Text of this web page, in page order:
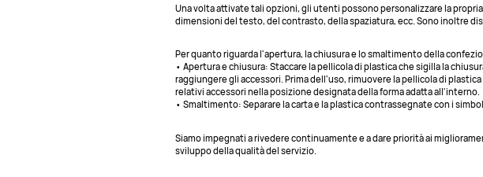
Una volta attivate tali opzioni, gli utenti possono personalizzare la
dimensioni del testo, del contrasto, della spaziatura, ecc. Sono inoltre
Per quanto riguarda l'apertura, la chiusura e lo smaltimento della
• Apertura e chiusura: Staccare la pellicola di plastica che sigilla la
raggiungere gli accessori. Prima dell'uso, rimuovere la pellicola di
relativi accessori nella posizione designata della forma adatta all'interno.
• Smaltimento: Separare la carta e la plastica contrassegnate con i
Siamo impegnati a rivedere continuamente e a dare priorità ai
sviluppo della qualità del servizio.